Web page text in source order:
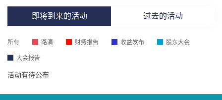
即将到来的活动 过去的活动
所有 路演 财务报告 收益发布 股东大会
大会报告
活动有待公布